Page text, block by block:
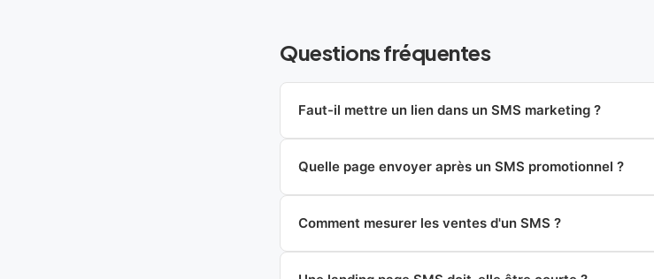
Questions fréquentes
Faut-il mettre un lien dans un SMS marketing ?
Quelle page envoyer après un SMS promotionnel ?
Comment mesurer les ventes d'un SMS ?